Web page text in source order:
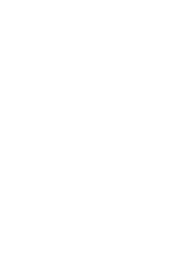
Comment
Quels sont les
performance
Puis-je simuler
PIL inclut-il une
notaire et autres